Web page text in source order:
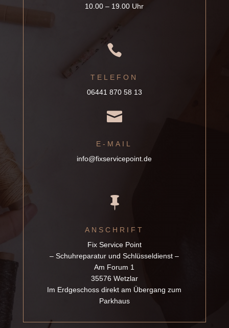
10.00 – 19.00 Uhr

TELEFON
06441 870 58 13

E-MAIL
info@fixservicepoint.de

ANSCHRIFT
Fix Service Point
– Schuhreparatur und Schlüsseldienst –
Am Forum 1
35576 Wetzlar
Im Erdgeschoss direkt am Übergang zum
Parkhaus